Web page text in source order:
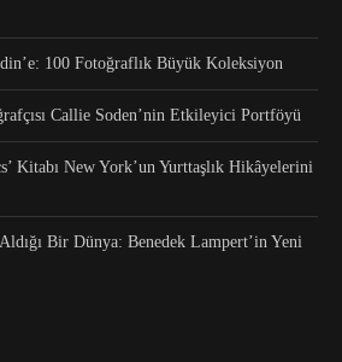
100 Fotoğraflık Büyük Koleksiyon
Callie Soden’nin Etkileyici Portföyü
Kitabı New York’un Yurttaşlık Hikâyelerini
Bir Dünya: Benedek Lampert’in Yeni